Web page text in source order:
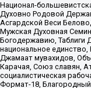
Национал-
Духовно Родовой
Асгардской Веси
Мужская Духовная
Богодержавию, Таблиги
национальное
Джамаат мувахидов,
Карачая, Союз славян,
социалистическая
Формат-18,